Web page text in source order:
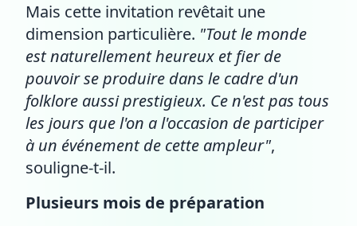
Mais cette invitation revêtait une
dimension particulière. "Tout le monde
est naturellement heureux et fier de
pouvoir se produire dans le cadre d'un
folklore aussi prestigieux. Ce n'est pas tous
les jours que l'on a l'occasion de participer
à un événement de cette ampleur",
souligne-t-il.
Plusieurs mois de préparation